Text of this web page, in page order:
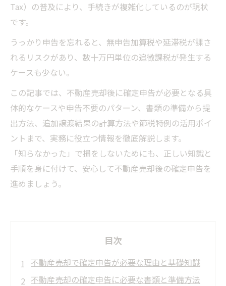
Tax）の普及により、手続きが複雑化しているのが現状
です。
うっかり申告を忘れると、無申告加算税や延滞税が課さ
れるリスクがあり、数十万円単位の追徴課税が発生する
ケースも少ない。
この記事では、不動産売却後に確定申告が必要となる具
体的なケースや申告不要のパターン、書類の準備から提
出方法、追加譲渡結果の計算方法や節税特例の活用ポイ
ントまで、実務に役立つ情報を徹底解説します。
「知らなかった」で損をしないためにも、正しい知識と
手順を身に付けて、安心して不動産売却後の確定申告を
進めましょう。
目次
不動産売却で確定申告が必要な理由と基礎知識
不動産売却の確定申告に必要な書類と準備方法